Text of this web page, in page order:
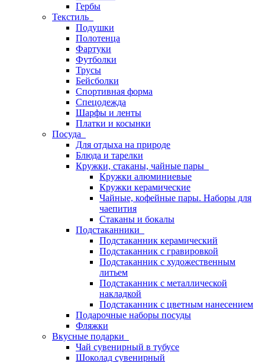
Гербы
Текстиль
Подушки
Полотенца
Фартуки
Футболки
Трусы
Бейсболки
Спортивная форма
Спецодежда
Шарфы и ленты
Платки и косынки
Посуда
Для отдыха на природе
Блюда и тарелки
Кружки, стаканы, чайные пары
Кружки алюминиевые
Кружки керамические
Чайные, кофейные пары. Наборы для
чаепития
Стаканы и бокалы
Подстаканники
Подстаканник керамический
Подстаканник c гравировкой
Подстаканник с художественным
литьем
Подстаканник с металлической
накладкой
Подстаканник с цветным нанесением
Подарочные наборы посуды
Фляжки
Вкусные подарки
Чай сувенирный в тубусе
Шоколад сувенирный